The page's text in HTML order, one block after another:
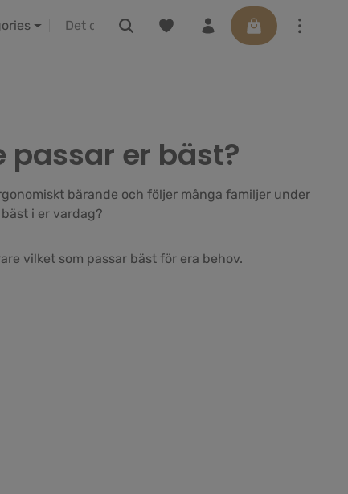
vor Ort erleben Presentkort
Du har 0 objekt i önskelistan
Varukorgen
passar er bäst?
bärande och följer många familjer under
i er vardag?
vilket som passar bäst för era behov.